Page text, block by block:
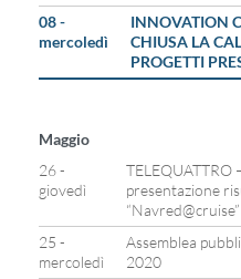
08 -
mercoledì
INNOVATION
CHIUSA LA
PROGETTI
Maggio
26 -
giovedì
TELEQUATTRO
presentazione
“Navred@cruise”
25 -
mercoledì
Assemblea
2020